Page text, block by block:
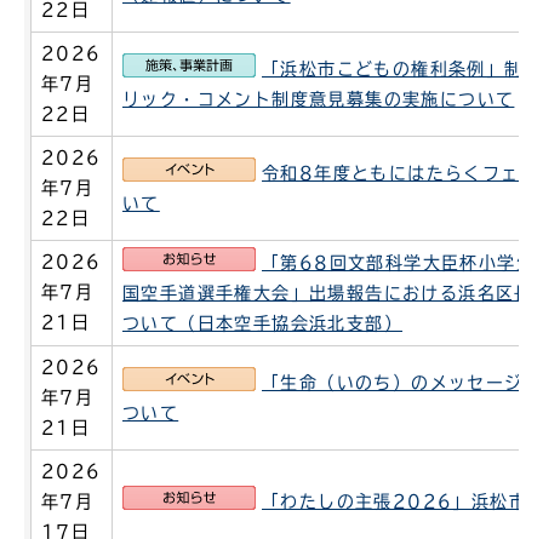
22日
2026
年7月
22日
施策、事業計画
「浜松市こどもの権利条例」制
リック・コメント制度意見募集の実施について
2026
年7月
22日
イベント
令和8年度ともにはたらくフェア
いて
2026
年7月
21日
お知らせ
「第68回文部科学大臣杯小学生
国空手道選手権大会」出場報告における浜名区長
ついて（日本空手協会浜北支部）
2026
年7月
21日
イベント
「生命（いのち）のメッセージ
ついて
2026
年7月
17日
お知らせ 「わたしの主張2026」浜松市